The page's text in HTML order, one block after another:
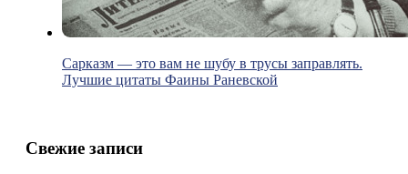
Сарказм — это вам не шубу в трусы заправлять.
Лучшие цитаты Фаины Раневской
Свежие записи